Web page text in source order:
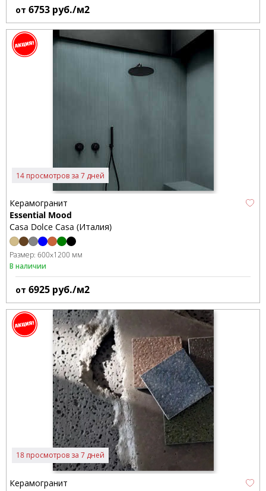
от 6753 руб./м2
14 просмотров за 7 дней
Керамогранит
Essential Mood
Casa Dolce Casa (Италия)
Размер: 600x1200 мм
В наличии
от 6925 руб./м2
18 просмотров за 7 дней
Керамогранит